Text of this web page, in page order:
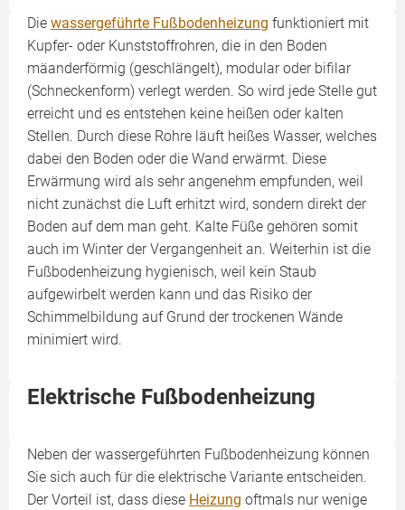
Die wassergeführte Fußbodenheizung funktioniert mit
Kupfer- oder Kunststoffrohren, die in den Boden
mäanderförmig (geschlängelt), modular oder bifilar
(Schneckenform) verlegt werden. So wird jede Stelle gut
erreicht und es entstehen keine heißen oder kalten
Stellen. Durch diese Rohre läuft heißes Wasser, welches
dabei den Boden oder die Wand erwärmt. Diese
Erwärmung wird als sehr angenehm empfunden, weil
nicht zunächst die Luft erhitzt wird, sondern direkt der
Boden auf dem man geht. Kalte Füße gehören somit
auch im Winter der Vergangenheit an. Weiterhin ist die
Fußbodenheizung hygienisch, weil kein Staub
aufgewirbelt werden kann und das Risiko der
Schimmelbildung auf Grund der trockenen Wände
minimiert wird.
Elektrische Fußbodenheizung
Neben der wassergeführten Fußbodenheizung können
Sie sich auch für die elektrische Variante entscheiden.
Der Vorteil ist, dass diese Heizung oftmals nur wenige